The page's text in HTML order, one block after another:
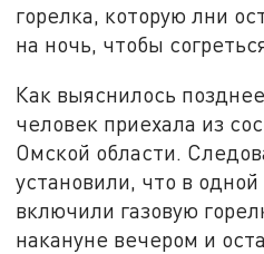
горелка, которую лни
на ночь, чтобы
Как выяснилось
человек приехала из
Омской области.
установили, что в
включили газовую
накануне вечером и